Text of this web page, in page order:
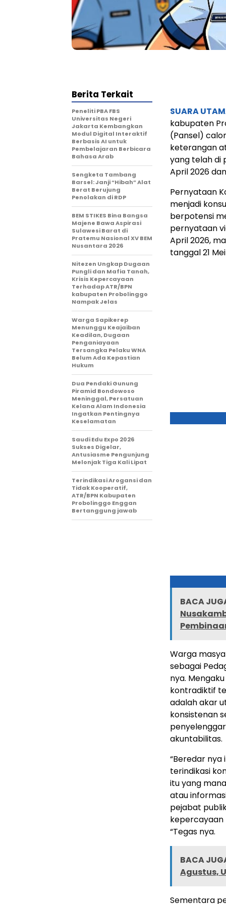
SUARA
kabupaten
(Pansel)
keterangan
yang telah di
April 2026
Pernyataan
menjadi
berpotensi
pernyataan
April 2026,
tanggal 21
BACA
Warga
sebagai
nya.
kontradiktif
adalah akar
konsistenan
akuntabilitas.
“Beredar
terindikasi
itu yang
atau
pejabat
“Tegas nya.
BACA
Agustus,
Sementara
Berita Terkait
Peneliti PBA FBS
Universitas Negeri
Jakarta Kembangkan
Modul Digital Interaktif
Berbasis AI untuk
Pembelajaran Berbicara
Bahasa Arab
Sengketa Tambang
Barsel: Janji “Hibah” Alat
Berat Berujung
Penolakan di RDP
BEM STIKES Bina Bangsa
Majene Bawa Aspirasi
Sulawesi Barat di
Pratemu Nasional XV BEM
Nusantara 2026
Nitezen Ungkap Dugaan
Pungli dan Mafia Tanah,
Krisis Kepercayaan
Terhadap ATR/BPN
kabupaten Probolinggo
Nampak Jelas
Warga Sapikerep
Menunggu Keajaiban
Keadilan, Dugaan
Penganiayaan
Tersangka Pelaku WNA
Belum Ada Kepastian
Hukum
Dua Pendaki Gunung
Piramid Bondowoso
Meninggal, Persatuan
Kelana Alam Indonesia
Ingatkan Pentingnya
Keselamatan
Saudi Edu Expo 2026
Sukses Digelar,
Antusiasme Pengunjung
Melonjak Tiga Kali Lipat
Terindikasi Arogansi dan
Tidak Kooperatif,
ATR/BPN Kabupaten
Probolinggo Enggan
Bertanggung jawab